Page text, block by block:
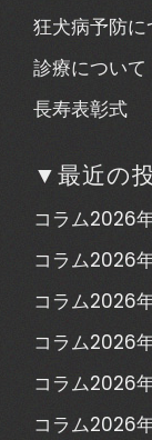
狂犬病予防に
診療について
長寿表彰式
▼最近の
コラム2026
コラム2026
コラム2026
コラム2026
コラム2026
コラム2026